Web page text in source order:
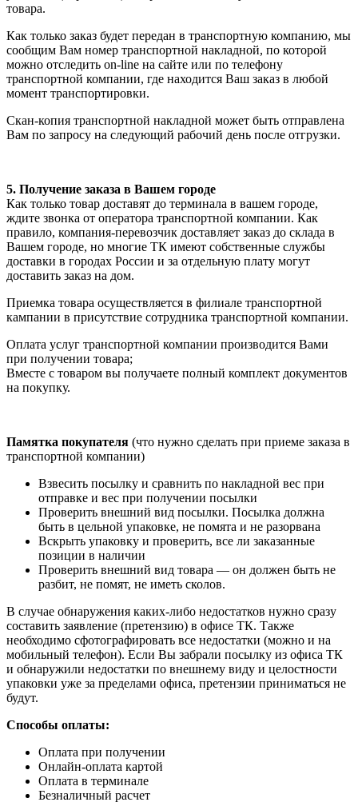
товара.
Как только заказ будет передан в транспортную компанию, мы
сообщим Вам номер транспортной накладной, по которой
можно отследить on-line на сайте или по телефону
транспортной компании, где находится Ваш заказ в любой
момент транспортировки.
Скан-копия транспортной накладной может быть отправлена
Вам по запросу на следующий рабочий день после отгрузки.
5. Получение заказа в Вашем городе
Как только товар доставят до терминала в вашем городе,
ждите звонка от оператора транспортной компании. Как
правило, компания-перевозчик доставляет заказ до склада в
Вашем городе, но многие ТК имеют собственные службы
доставки в городах России и за отдельную плату могут
доставить заказ на дом.
Приемка товара осуществляется в филиале транспортной
кампании в присутствие сотрудника транспортной компании.
Оплата услуг транспортной компании производится Вами
при получении товара;
Вместе с товаром вы получаете полный комплект документов
на покупку.
Памятка покупателя (что нужно сделать при приеме заказа в
транспортной компании)
Взвесить посылку и сравнить по накладной вес при
отправке и вес при получении посылки
Проверить внешний вид посылки. Посылка должна
быть в цельной упаковке, не помята и не разорвана
Вскрыть упаковку и проверить, все ли заказанные
позиции в наличии
Проверить внешний вид товара — он должен быть не
разбит, не помят, не иметь сколов.
В случае обнаружения каких-либо недостатков нужно сразу
составить заявление (претензию) в офисе ТК. Также
необходимо сфотографировать все недостатки (можно и на
мобильный телефон). Если Вы забрали посылку из офиса ТК
и обнаружили недостатки по внешнему виду и целостности
упаковки уже за пределами офиса, претензии приниматься не
будут.
Способы оплаты:
Оплата при получении
Онлайн-оплата картой
Оплата в терминале
Безналичный расчет